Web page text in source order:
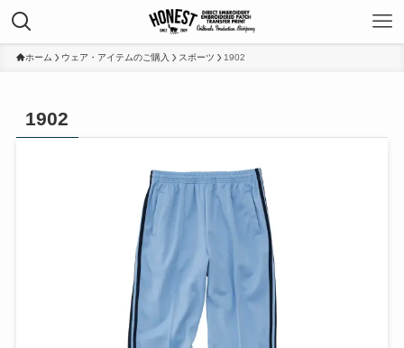
ホーム ウェア・アイテムのご購入 スポーツ 1902
1902